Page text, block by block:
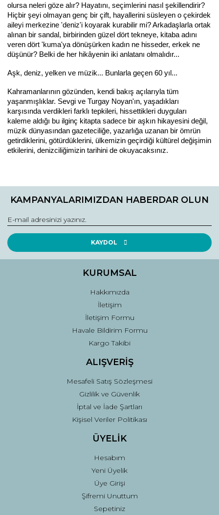
olursa neleri göze alır? Hayatını, seçimlerini nasıl şekillendirir?
Hiçbir şeyi olmayan genç bir çift, hayallerini süsleyen o çekirdek
aileyi merkezine 'deniz'i koyarak kurabilir mi? Arkadaşlarla ortak
alınan bir sandal, birbirinden güzel dört tekneye, kitaba adını
veren dört 'kuma'ya dönüşürken kadın ne hisseder, erkek ne
düşünür? Belki de her hikâyenin iki anlatanı olmalıdır...
Aşk, deniz, yelken ve müzik... Bunlarla geçen 60 yıl...
Kahramanlarının gözünden, kendi bakış açılarıyla tüm
yaşanmışlıklar. Sevgi ve Turgay Noyan'ın, yaşadıkları
karşısında verdikleri farklı tepkileri, hissettikleri duyguları
kaleme aldığı bu ilginç kitapta sadece bir aşkın hikayesini değil,
müzik dünyasından gazeteciliğe, yazarlığa uzanan bir ömrün
getirdiklerini, götürdüklerini, ülkemizin geçirdiği kültürel değişimin
etkilerini, denizciliğimizin tarihini de okuyacaksınız.
konularda yetersiz gördüğünüz noktaları öneri formunu
Görüş ve önerileriniz için teşekkür ederiz.
Ürün resmi kalitesiz, bozuk veya görüntülenemiyor.
Ürün açıklamasında eksik bilgiler bulunuyor.
Ürün fiyatı diğer sitelerden daha pahalı.
Gönder
KAMPANYALARIMIZDAN HABERDAR OLUN
KAYDOL
KURUMSAL
Hakkımızda
İletişim
İletişim Formu
Havale Bildirim Formu
Kargo Takibi
ALIŞVERİŞ
Mesafeli Satış Sözleşmesi
Gizlilik ve Güvenlik
İptal ve İade Şartları
Kişisel Veriler Politikası
ÜYELİK
Hesabım
Yeni Üyelik
Üye Girişi
Şifremi Unuttum
Sepetiniz